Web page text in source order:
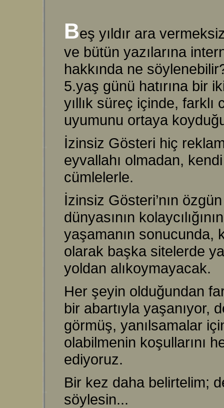
Beş yıldır ara
ve bütün yazılarına
hakkında ne
5.yaş günü hatırına bir
yıllık süreç içinde,
uyumunu ortaya
İzinsiz Gösteri hiç
eyvallahı olmadan,
cümlelerle.
İzinsiz Gösteri’nın
dünyasının
yaşamanın sonucunda,
olarak başka sitelerde
yoldan alıkoymayacak.
Her şeyin olduğundan
bir abartıyla yaşanıyor,
görmüş, yanılsamalar
olabilmenin koşullarını
ediyoruz.
Bir kez daha belirtelim;
söylesin...